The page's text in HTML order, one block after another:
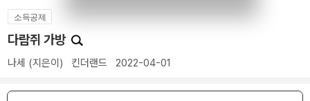
소득공제
다람쥐 가방
나세 (지은이) 킨더랜드 2022-04-01